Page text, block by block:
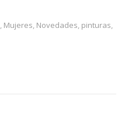
, Mujeres, Novedades, pinturas,